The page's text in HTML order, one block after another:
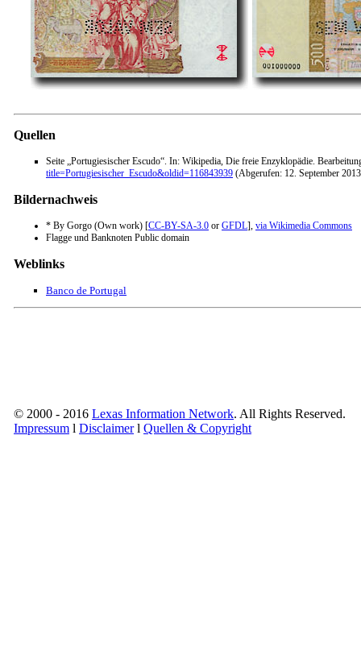
Quellen
Seite „Portugiesischer Escudo“. In: Wikipedia, Die freie Enzyklopädie.
title=Portugiesischer_Escudo&oldid=116843939 (Abgerufen: 12. September
Bildernachweis
* By Gorgo (Own work) [CC-BY-SA-3.0 or GFDL], via Wikimedia Commons
Flagge und Banknoten Public domain
Weblinks
Banco de Portugal
© 2000 - 2016 Lexas Information Network. All Rights Reserved.
Impressum l Disclaimerl Quellen & Copyright